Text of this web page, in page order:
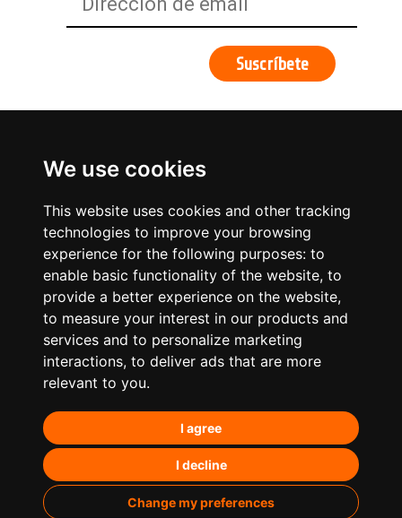
We use cookies
This website uses cookies and other tracking
technologies to improve your browsing
experience for the following purposes: to
enable basic functionality of the website, to
provide a better experience on the website,
to measure your interest in our products and
services and to personalize marketing
interactions, to deliver ads that are more
relevant to you.
I agree
I decline
Change my preferences
¿Qué hacemos?
Posicionamiento en IA’s
Paid Media
Marketing de contenidos